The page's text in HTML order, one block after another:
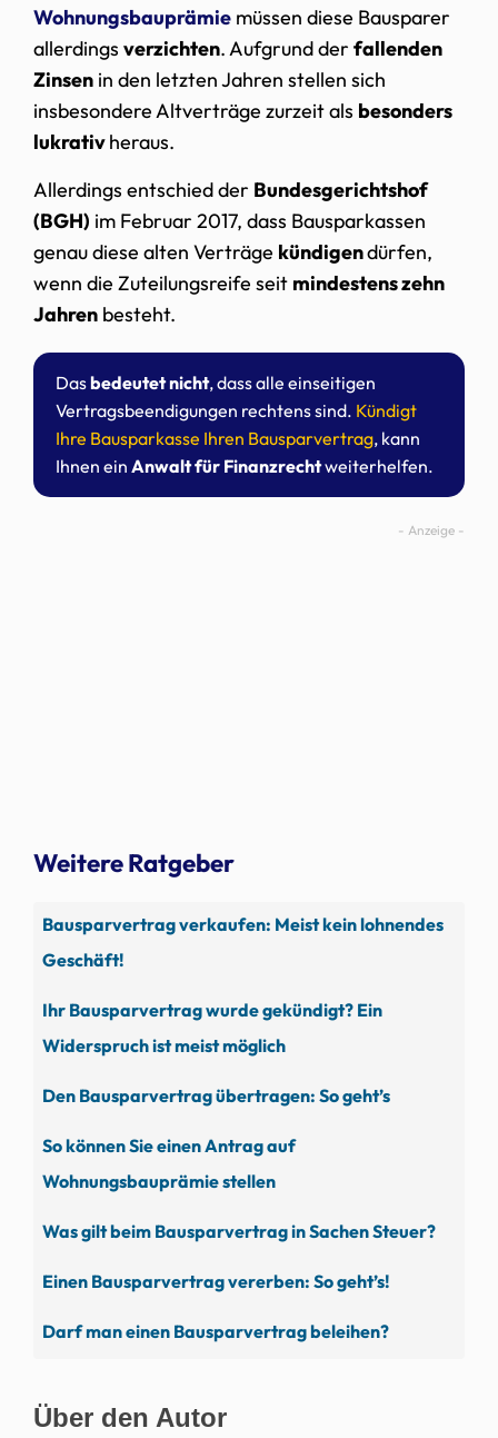
Wohnungsbauprämie müssen diese Bausparer
allerdings verzichten. Aufgrund der fallenden
Zinsen in den letzten Jahren stellen sich
insbesondere Altverträge zurzeit als besonders
lukrativheraus.
Allerdings entschied der Bundesgerichtshof
(BGH) im Februar 2017, dass Bausparkassen
genau diese alten Verträge kündigendürfen,
wenn die Zuteilungsreife seit mindestens zehn
Jahren besteht.
Dasbedeutet nicht, dass alle einseitigen
Vertragsbeendigungen rechtens sind. Kündigt
Ihre Bausparkasse Ihren Bausparvertrag, kann
Ihnen ein Anwalt für Finanzrechtweiterhelfen.
Weitere Ratgeber
Bausparvertrag verkaufen: Meist kein lohnendes
Geschäft!
Ihr Bausparvertrag wurde gekündigt? Ein
Widerspruch ist meist möglich
Den Bausparvertrag übertragen: So geht’s
So können Sie einen Antrag auf
Wohnungsbauprämie stellen
Was gilt beim Bausparvertrag in Sachen Steuer?
Einen Bausparvertrag vererben: So geht’s!
Darf man einen Bausparvertrag beleihen?
Über den Autor